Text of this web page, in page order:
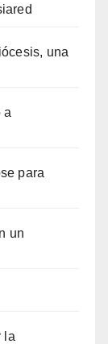
una
a
para
un
la